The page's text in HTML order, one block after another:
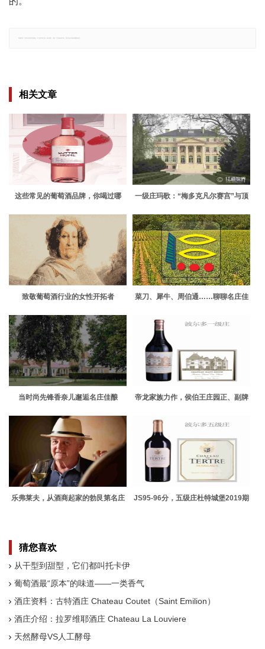
相关文章
这些常见的葡萄酒品牌，你喝过哪
一级庄玛歌：“梅多克凡尔赛宫”与顶
致敬葡萄酒行业的女性开拓者
菜刀、犀牛、周伯通……聊聊名庄佳
当时尚先锋香奈儿邂逅名庄佳酿
帝龙家族力作，侯伯王庄园正、副牌
乐弗莱夫，从酒商起家的勃艮第名庄
JS95-96分，五级庄杜特城堡2019期
猜您喜欢
从干型到甜型，它们都叫托卡伊
葡萄酒最“原本”的味道——一类香气
酒庄资料：古特酒庄 Chateau Coutet（Saint Emilion）
酒庄介绍：拉罗维耶酒庄 Chateau La Louviere
天然酵母VS人工酵母